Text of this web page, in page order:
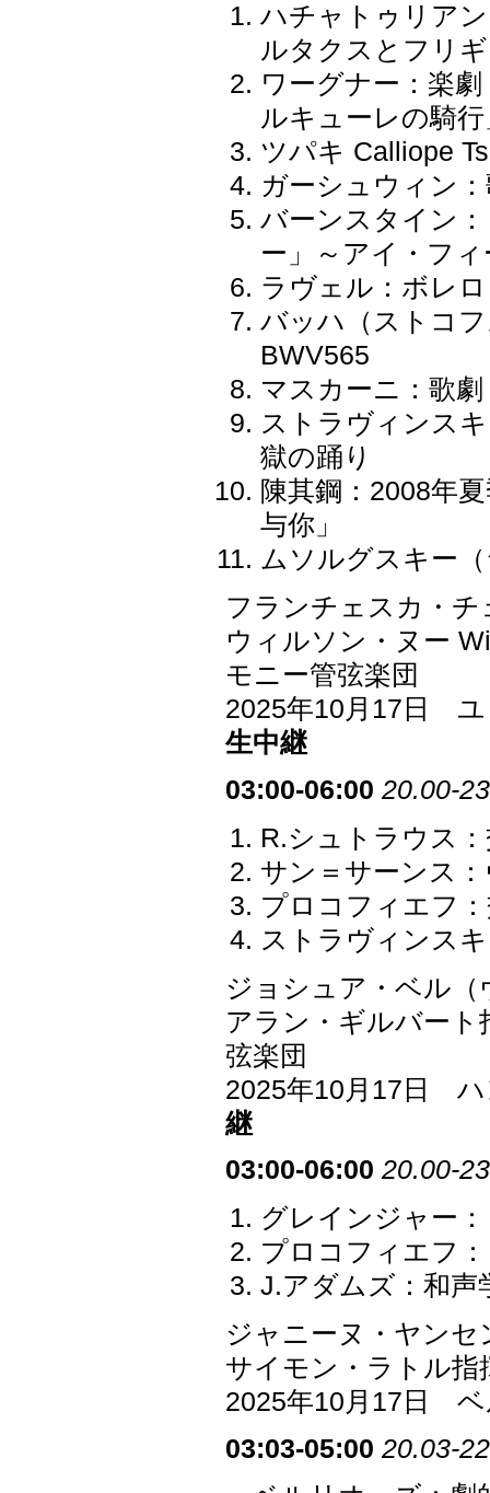
ハチャトゥリア
ルタクスとフリ
ワーグナー：楽
ルキューレの騎
ツパキ Calliope
ガーシュウィン
バーンスタイン
ー」～アイ・フ
ラヴェル：ボレロ
バッハ（ストコ
BWV565
マスカーニ：歌
ストラヴィンス
獄の踊り
陳其鋼：2008年
与你」
ムソルグスキー
フランチェスカ・
ウィルソン・ヌー
モニー管弦楽団
2025年10月17日 ユ
生中継
03:00-06:00 20.00-
R.シュトラウス
サン＝サーンス
プロコフィエフ
ストラヴィンス
ジョシュア・ベル
アラン・ギルバー
弦楽団
2025年10月17日 ハ
継
03:00-06:00 20.00-
グレインジャー
プロコフィエフ
J.アダムズ：和声
ジャニーヌ・ヤン
サイモン・ラトル指
2025年10月17日 ベ
03:03-05:00 20.03-